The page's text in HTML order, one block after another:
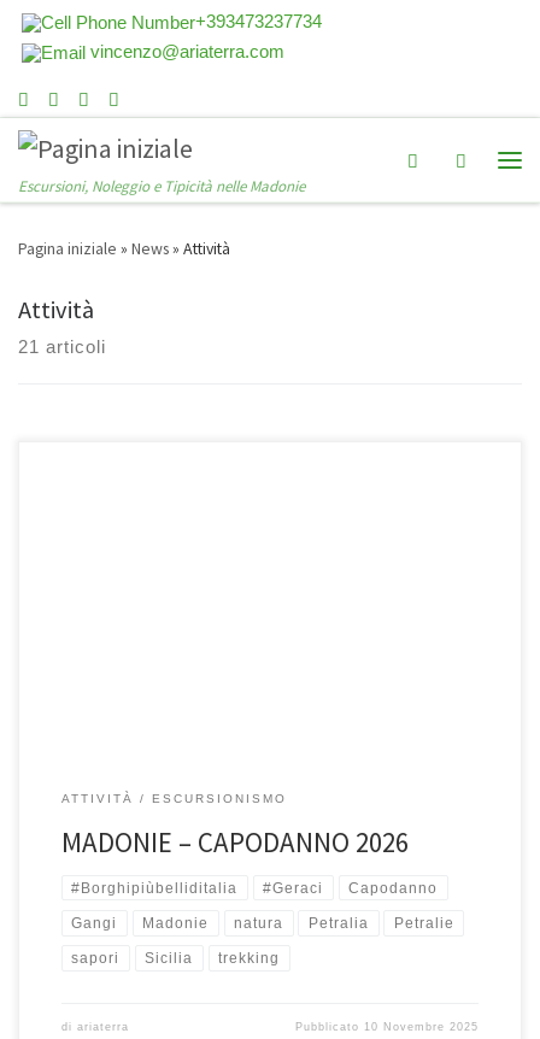
+393473237734
vincenzo@ariaterra.com
Escursioni, Noleggio e Tipicità nelle Madonie
Search
Pagina iniziale » News» Attività
Attività
21 articoli
ATTIVITÀ ESCURSIONISMO
MADONIE – CAPODANNO 2026
#Borghipiùbelliditalia #Geraci Capodanno
Gangi Madonie natura Petralia Petralie
sapori Sicilia trekking
di ariaterra Pubblicato 10 Novembre 2025